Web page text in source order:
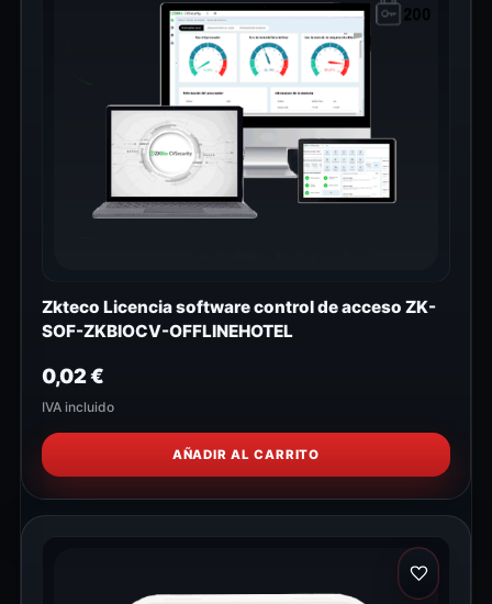
Zkteco Licencia software control de acceso ZK-
SOF-ZKBIOCV-OFFLINEHOTEL
0,02€
IVA incluido
AÑADIR AL CARRITO